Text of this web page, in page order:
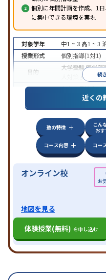
個別に年間計画を作成、1
に集中できる環境を実現
続
対象学年 中1 ~ 3 高1 ~ 3
授業形式
個別指導(1対1)
目的
大学受験医学部
英検(英
中高一貫校生に
自習室あり
近くの
塾の特徴
こん
お
コース内容
コー
オンライン校
地図を見る
体験授業(無料) を申し込む